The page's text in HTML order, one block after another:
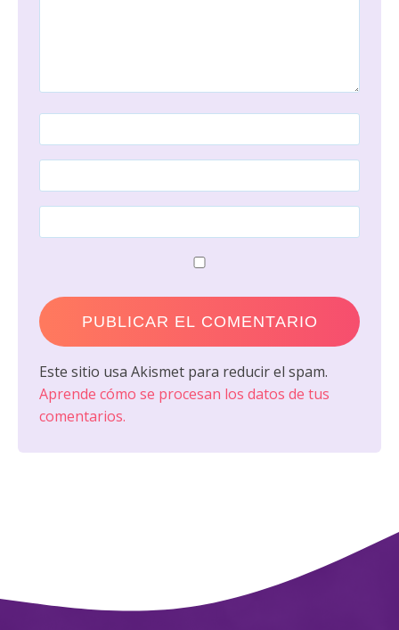
Este sitio usa Akismet para reducir el spam.
Aprende cómo se procesan los datos de tus
comentarios.